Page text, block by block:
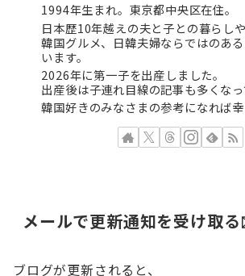
1994年生まれ。東京都中央区在住。
日本歴10年越えの夫と子との暮らしや
韓国グルメ、日韓夫婦ならではのあ
います。
2026年に第一子を出産しました。
出産後は子連れ目線の記事も多くなっ
韓国好きのみなさまの参考になれば幸
メールで更新通知を受け取
ブログが更新されると、